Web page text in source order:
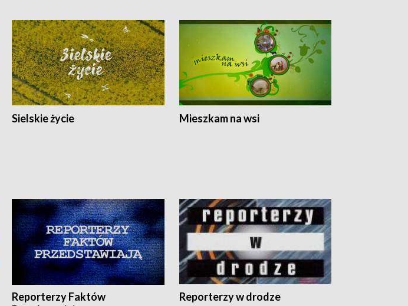
Sielskie życie Mieszkam na wsi
Reporterzy Faktów
Reporterzy w drodze